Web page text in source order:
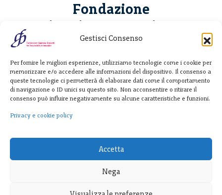
Gestisci Consenso
Per fornire le migliori esperienze, utilizziamo tecnologie come i cookie per
memorizzare e/o accedere alle informazioni del dispositivo. Il consenso a
queste tecnologie ci permetterà di elaborare dati come il comportamento
di navigazione o ID unici su questo sito. Non acconsentire o ritirare il
consenso può influire negativamente su alcune caratteristiche e funzioni.
Privacy e cookie policy
Accetta
Nega
Fondazione
Giannino Bassetti ETS
20122 Milano - Italia
T. +39 02 781933
F. + 39 02 76392030
info@fondazionebassetti.org
p.i. 12520270153